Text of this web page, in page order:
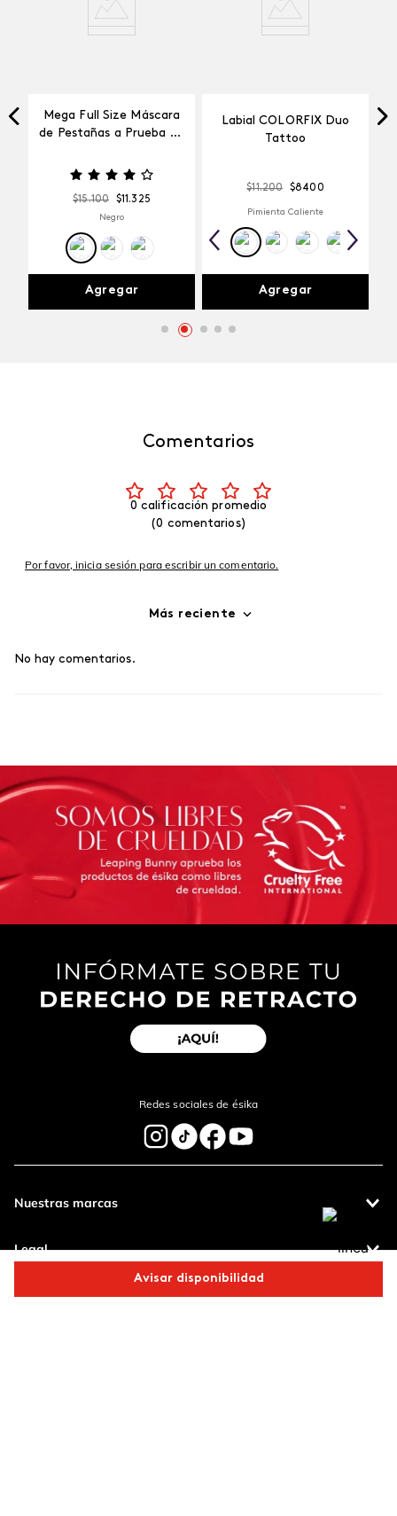
Avisar disponibilidad
Mega Full Size Máscara
de Pestañas a Prueba de
$15.100 $11 .325
Negro
Agregar
Labial COLORFIX Duo
Tattoo
$11.200 $8400
Pimienta Caliente
Agregar
Comentarios
0 calificación promedio
(0 comentarios)
Por favor, inicia sesión para escribir un comentario.
Más reciente
No hay comentarios.
Redes sociales de ésika
Nuestras marcas
Legal
Contáctanos